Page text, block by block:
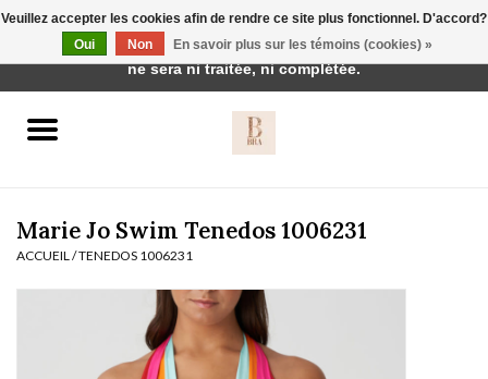
Marie Jo Swim Tenedos 1006231
ACCUEIL /TENEDOS 1006231
Veuillez accepter les cookies afin de rendre ce site plus fonctionnel. D'accord?
Oui
Non En savoir plus sur les témoins (cookies) »
Cette boutique est en construction. Toute commande passée
ne sera ni traitée, ni complétée.